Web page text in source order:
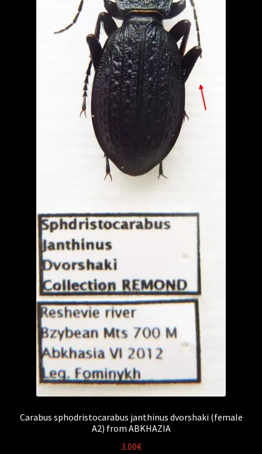
Carabus sphodristocarabus janthinus dvorshaki (female
A2) from ABKHAZIA
3.00€